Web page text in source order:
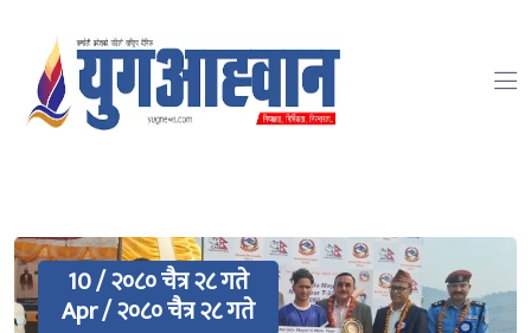
10 / २०८० चैत्र २८ गते
Apr / २०८० चैत्र २८ गते